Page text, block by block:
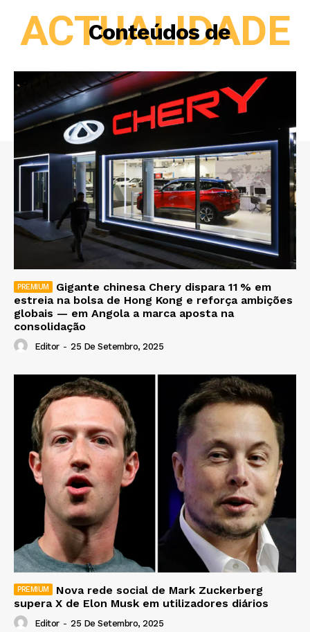
Conteúdos de
ACTUALIDADE
Gigante chinesa Chery dispara 11 % em
estreia na bolsa de Hong Kong e reforça ambições
globais — em Angola a marca aposta na
consolidação
Editor - 25 De Setembro, 2025
Nova rede social de Mark Zuckerberg
supera X de Elon Musk em utilizadores diários
Editor - 25 De Setembro, 2025